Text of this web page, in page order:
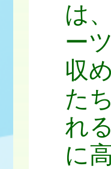
は
ー
収
た
れ
に